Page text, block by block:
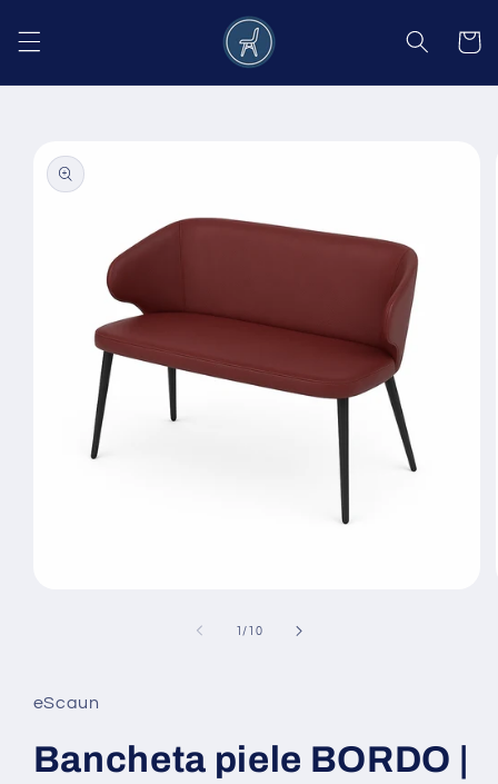
conținut
Coș
informațiile
despre
produs
fereastră
modală
1 /din
10
eScaun
Bancheta piele BORDO |